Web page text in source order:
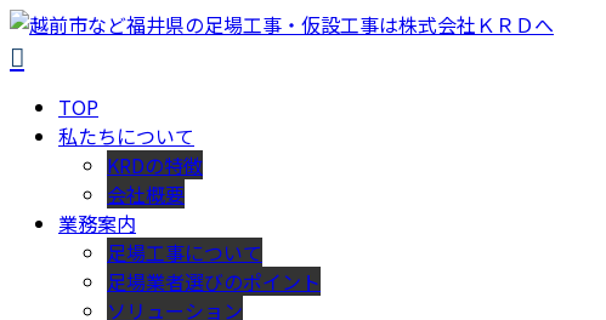
TOP
私たちについて
KRDの特徴
会社概要
業務案内
足場工事について
足場業者選びのポイント
ソリューション